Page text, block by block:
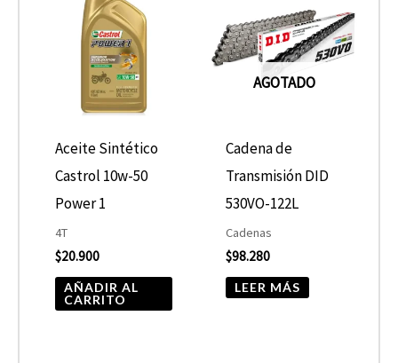
Aceite Sintético
Castrol 10w-50
Power 1
4T
$20.900
AÑADIR AL
CARRITO
AGOTADO
Cadena de
Transmisión DID
530VO-122L
Cadenas
$98.280
LEER MÁS